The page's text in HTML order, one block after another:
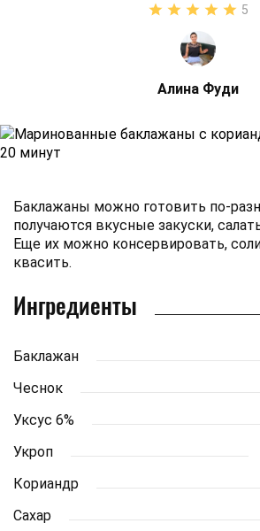
5
Алина Фуди
Баклажаны можно готовить по-
получаются вкусные закуски,
Еще их можно консервировать,
квасить.
Ингредиенты
Баклажан
Чеснок
Уксус 6%
Укроп
Кориандр
Сахар